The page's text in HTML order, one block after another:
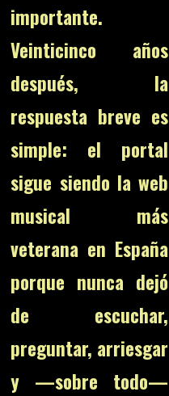
importante.
Veinticinco años
después, la
respuesta breve es
simple: el portal
sigue siendo la web
musical más
veterana en España
porque nunca dejó
de escuchar,
preguntar, arriesgar
y —sobre todo—